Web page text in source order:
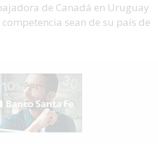
de Canadá en Uruguay
sean de su país de